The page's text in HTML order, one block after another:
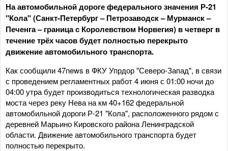
На автомобильной дороге федерального значения Р-21
"Кола" (Санкт-Петербург – Петрозаводск – Мурманск –
Печенга – граница с Королевством Норвегия) в четверг в
течение трёх часов будет полностью перекрыто
движение автомобильного транспорта.
Как сообщили 47news в ФКУ Упрдор "Северо-Запад", в связи
с проведением регламентных работ 4 июня с 01:00 ночи до
04:00 утра будет производиться технологическая разводка
моста через реку Нева на км 40+162 федеральной
автомобильной дороги Р-21 "Кола", расположенного рядом с
деревней Марьино Кировского района Ленинградской
области. Движение автомобильного транспорта будет
полностью перекрыто.